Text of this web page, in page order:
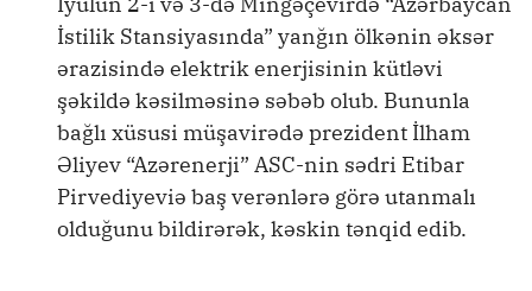
İstilik Stansiyasında” yanğın ölkənin əksər
ərazisində elektrik enerjisinin kütləvi
şəkildə kəsilməsinə səbəb olub. Bununla
bağlı xüsusi müşavirədə prezident İlham
Əliyev “Azərenerji” ASC-nin sədri Etibar
Pirvediyeviə baş verənlərə görə utanmalı
olduğunu bildirərək, kəskin tənqid edib.